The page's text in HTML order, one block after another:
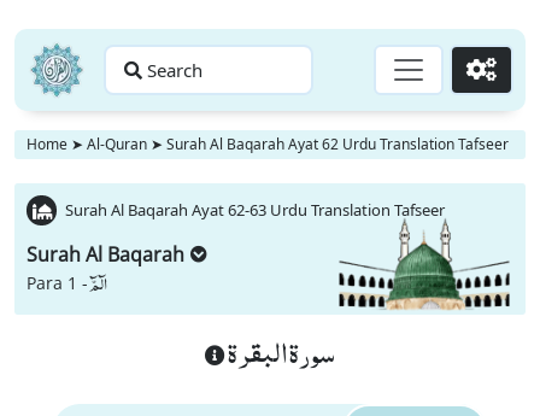
Search Go
Home ➤ Al-Quran ➤ Surah Al Baqarah Ayat 62 Urdu Translation Tafseer
Surah Al Baqarah Ayat 62-63 Urdu Translation Tafseer
Surah Al Baqarah
Para 1 -الٓمّٓ
سورة البقرة